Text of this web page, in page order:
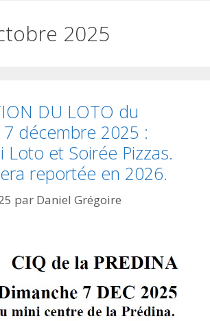
2025
DU LOTO du
décembre 2025 :
Loto et Soirée Pizzas.
reportée en 2026.
par Daniel Grégoire